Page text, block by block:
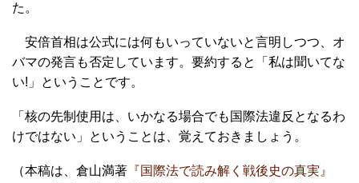
た。
安倍首相は公式には何もいっていないと言明しつつ、オ
バマの発言も否定しています。要約すると「私は聞いてな
い!」ということです。
「核の先制使用は、いかなる場合でも国際法違反となるわ
けではない」ということは、覚えておきましょう。
（本稿は、倉山満著 『国際法で読み解く戦後史の真実』